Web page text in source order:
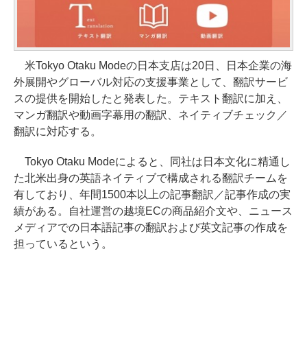
米Tokyo Otaku Modeの日本支店は20日、日本企業の海
外展開やグローバル対応の支援事業として、翻訳サービ
スの提供を開始したと発表した。テキスト翻訳に加え、
マンガ翻訳や動画字幕用の翻訳、ネイティブチェック／
翻訳に対応する。
Tokyo Otaku Modeによると、同社は日本文化に精通し
た北米出身の英語ネイティブで構成される翻訳チームを
有しており、年間1500本以上の記事翻訳／記事作成の実
績がある。自社運営の越境ECの商品紹介文や、ニュース
メディアでの日本語記事の翻訳および英文記事の作成を
担っているという。